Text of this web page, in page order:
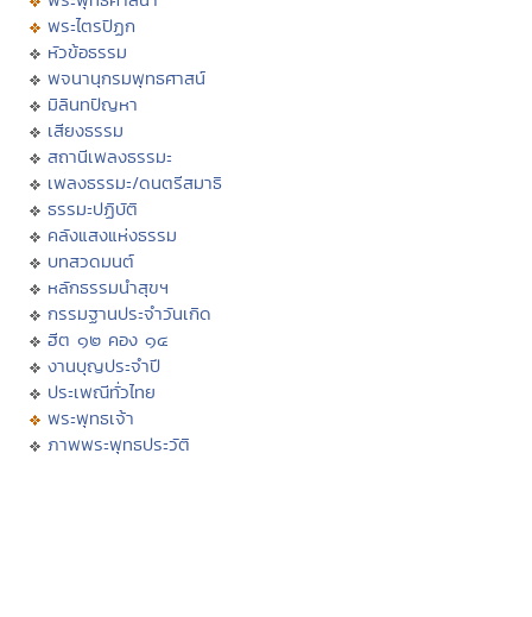
พระไตรปิฏก
หัวข้อธรรม
พจนานุกรมพุทธศาสน์
มิลินทปัญหา
เสียงธรรม
สถานีเพลงธรรมะ
เพลงธรรมะ/ดนตรีสมาธิ
ธรรมะปฏิบัติ
คลังแสงแห่งธรรม
บทสวดมนต์
หลักธรรมนำสุขฯ
กรรมฐานประจำวันเกิด
ฮีต ๑๒ คอง ๑๔
งานบุญประจำปี
ประเพณีทั่วไทย
พระพุทธเจ้า
ภาพพระพุทธประวัติ